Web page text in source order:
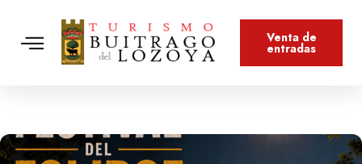
Venta de
entradas